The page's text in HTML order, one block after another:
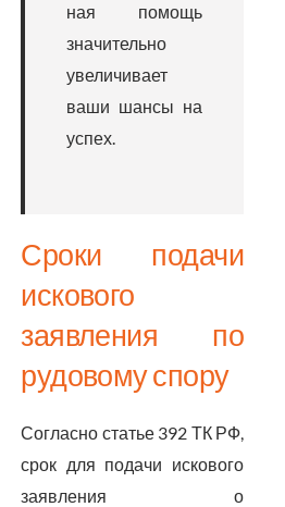
ная помощь
значительно
увеличивает
ваши шансы на
успех.
Сроки подачи
искового
заявления по
рудовому спору
Согласно статье 392 ТК РФ,
срок для подачи искового
заявления о